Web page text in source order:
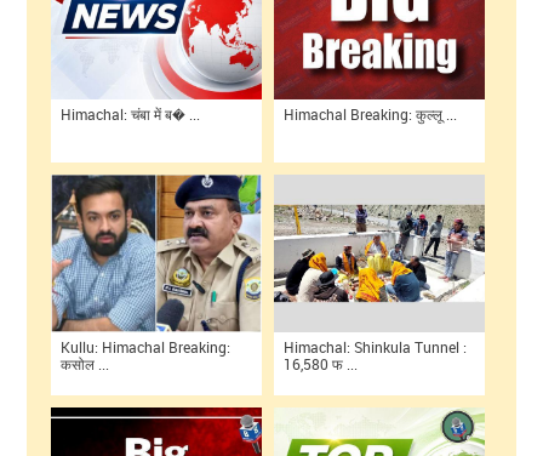
Himachal: चंबा में ब� ... Himachal Breaking: कुल्लू ...
Kullu: Himachal Breaking:
कसोल ...
Himachal: Shinkula Tunnel :
16,580 फ ...